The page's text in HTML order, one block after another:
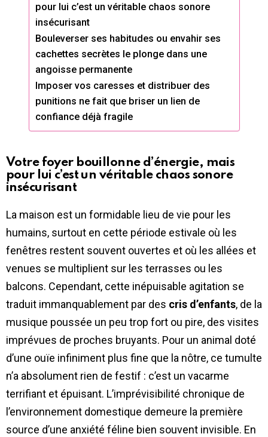
pour lui c’est un véritable chaos sonore
insécurisant
Bouleverser ses habitudes ou envahir ses
cachettes secrètes le plonge dans une
angoisse permanente
Imposer vos caresses et distribuer des
punitions ne fait que briser un lien de
confiance déjà fragile
Votre foyer bouillonne d’énergie, mais
pour lui c’est un véritable chaos sonore
insécurisant
La maison est un formidable lieu de vie pour les
humains, surtout en cette période estivale où les
fenêtres restent souvent ouvertes et où les allées et
venues se multiplient sur les terrasses ou les
balcons. Cependant, cette inépuisable agitation se
traduit immanquablement par des cris d’enfants, de la
musique poussée un peu trop fort ou pire, des visites
imprévues de proches bruyants. Pour un animal doté
d’une ouïe infiniment plus fine que la nôtre, ce tumulte
n’a absolument rien de festif : c’est un vacarme
terrifiant et épuisant. L’imprévisibilité chronique de
l’environnement domestique demeure la première
source d’une anxiété féline bien souvent invisible. En